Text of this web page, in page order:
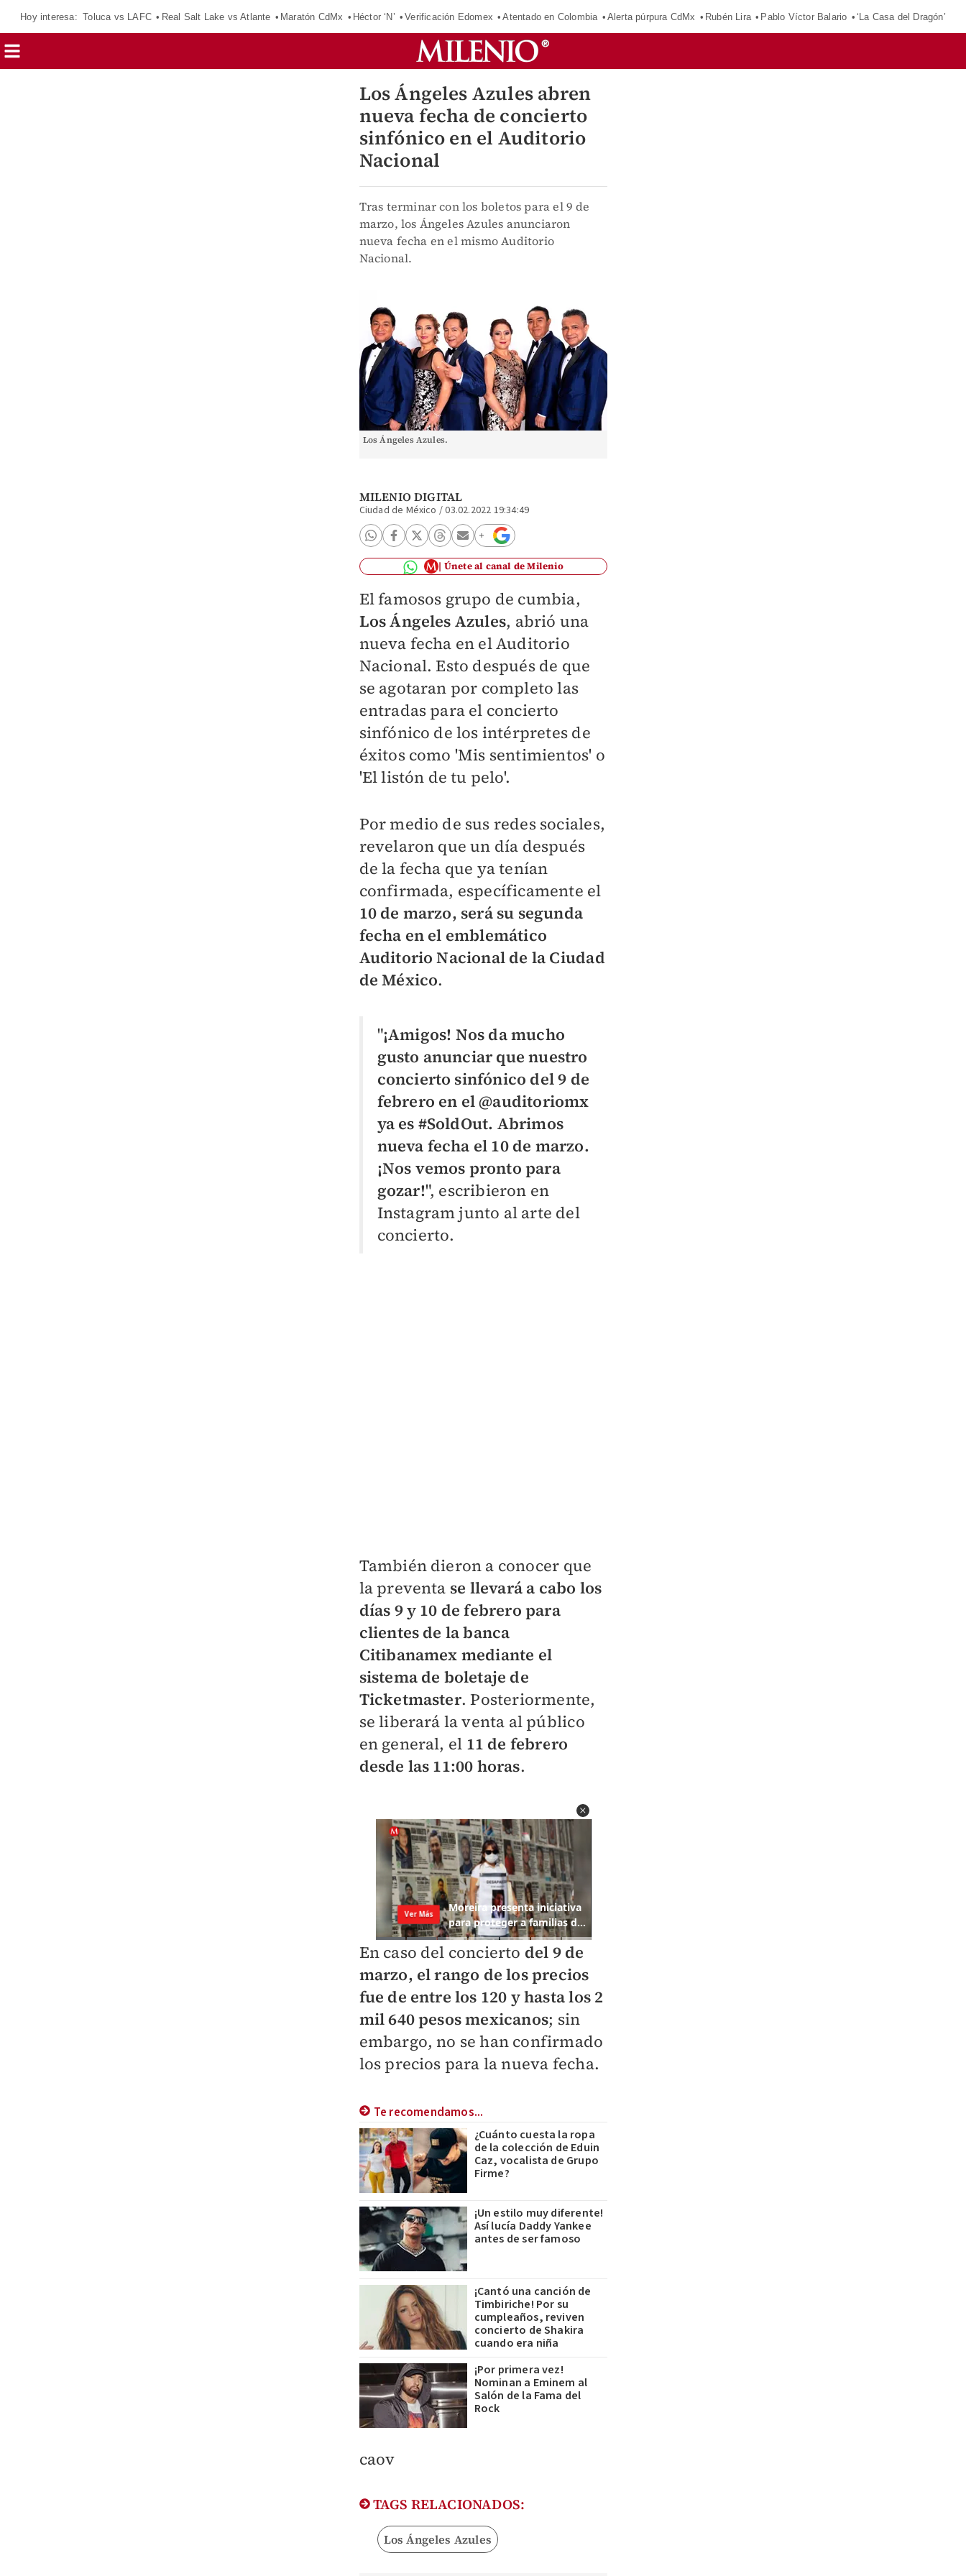
Hoy interesa: Toluca vs LAFC Real Salt Lake vs Atlante Maratón CdMx Héctor ‘N’ Verificación Edomex Atentado en Colombia Alerta púrpura CdMx Rubén Lira Pablo Víctor Balario ‘La Casa del Dragón’
Los Ángeles Azules abren
nueva fecha de concierto
sinfónico en el Auditorio
Nacional
Tras terminar con los boletos para el 9 de
marzo, los Ángeles Azules anunciaron
nueva fecha en el mismo Auditorio
Nacional.
Los Ángeles Azules.
MILENIO DIGITAL
Ciudad de México /03.02.2022 19:34:49
Únete al canal de Milenio
El famosos grupo de cumbia,
Los Ángeles Azules, abrió una
nueva fecha en el Auditorio
Nacional. Esto después de que
se agotaran por completo las
entradas para el concierto
sinfónico de los intérpretes de
éxitos como 'Mis sentimientos' o
'El listón de tu pelo'.
Por medio de sus redes sociales,
revelaron que un día después
de la fecha que ya tenían
confirmada, específicamente el
10 de marzo, será su segunda
fecha en el emblemático
Auditorio Nacional de la Ciudad
de México.
"¡Amigos! Nos da mucho
gusto anunciar que nuestro
concierto sinfónico del 9 de
febrero en el @auditoriomx
ya es #SoldOut. Abrimos
nueva fecha el 10 de marzo.
¡Nos vemos pronto para
gozar!", escribieron en
Instagram junto al arte del
concierto.
También dieron a conocer que
la preventa se llevará a cabo los
días 9 y 10 de febrero para
clientes de la banca
Citibanamex mediante el
sistema de boletaje de
Ticketmaster. Posteriormente,
se liberará la venta al público
en general, el 11 de febrero
desde las 11:00 horas.
En caso del concierto del 9 de
marzo, el rango de los precios
fue de entre los 120 y hasta los 2
mil 640 pesos mexicanos; sin
embargo, no se han confirmado
los precios para la nueva fecha.
Te recomendamos...
¿Cuánto cuesta la ropa
de la colección de Eduin
Caz, vocalista de Grupo
Firme?
¡Un estilo muy diferente!
Así lucía Daddy Yankee
antes de ser famoso
¡Cantó una canción de
Timbiriche! Por su
cumpleaños, reviven
concierto de Shakira
cuando era niña
¡Por primera vez!
Nominan a Eminem al
Salón de la Fama del
Rock
caov
TAGS RELACIONADOS:
Los Ángeles Azules